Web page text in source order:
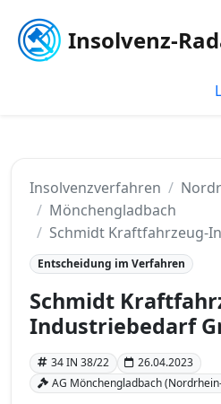
Insolvenz-
Insolvenzverfahren
Mönchengladbach
Schmidt Kraftfahrzeug-
Entscheidung im Verfahren
Schmidt
Industriebedarf
34 IN 38/22
26.04.2023
AG Mönchengladbach